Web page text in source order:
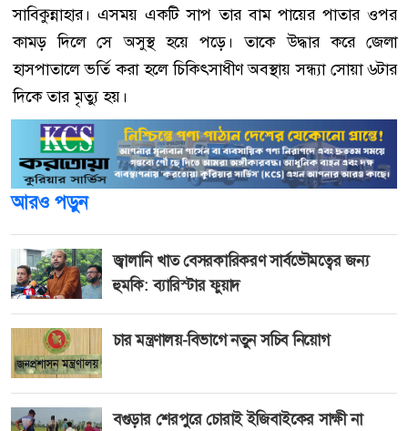
সাবিকুন্নাহার। এসময় একটি সাপ তার বাম পায়ের পাতার ওপর
কামড় দিলে সে অসুস্থ হয়ে পড়ে। তাকে উদ্ধার করে জেলা
হাসপাতালে ভর্তি করা হলে চিকিৎসাধীণ অবস্থায় সন্ধ্যা সোয়া ৬টার
দিকে তার মৃত্যু হয়।
আরও পড়ুন
জ্বালানি খাত বেসরকারিকরণ সার্বভৌমত্বের জন্য
হুমকি: ব্যারিস্টার ফুয়াদ
চার মন্ত্রণালয়-বিভাগে নতুন সচিব নিয়োগ
বগুড়ার শেরপুরে চোরাই ইজিবাইকের সাক্ষী না